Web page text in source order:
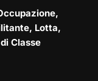
Lotta,
Classe